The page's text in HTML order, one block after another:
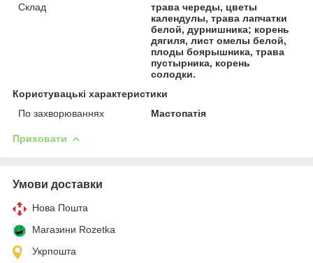
Склад
трава череды, цветы
календулы, трава лапчатки
белой, дурнишника; корень
дягиля, лист омелы белой,
плоды боярышника, трава
пустырника, корень
солодки.
Користувацькi характеристики
По захворюваннях
Мастопатія
Приховати
Умови доставки
Нова Пошта
Магазини Rozetka
Укрпошта